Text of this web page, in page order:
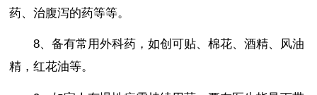
药、治腹泻的药等等。
8、备有常用外科药，如创可贴、棉花、酒精、风油
精，红花油等。